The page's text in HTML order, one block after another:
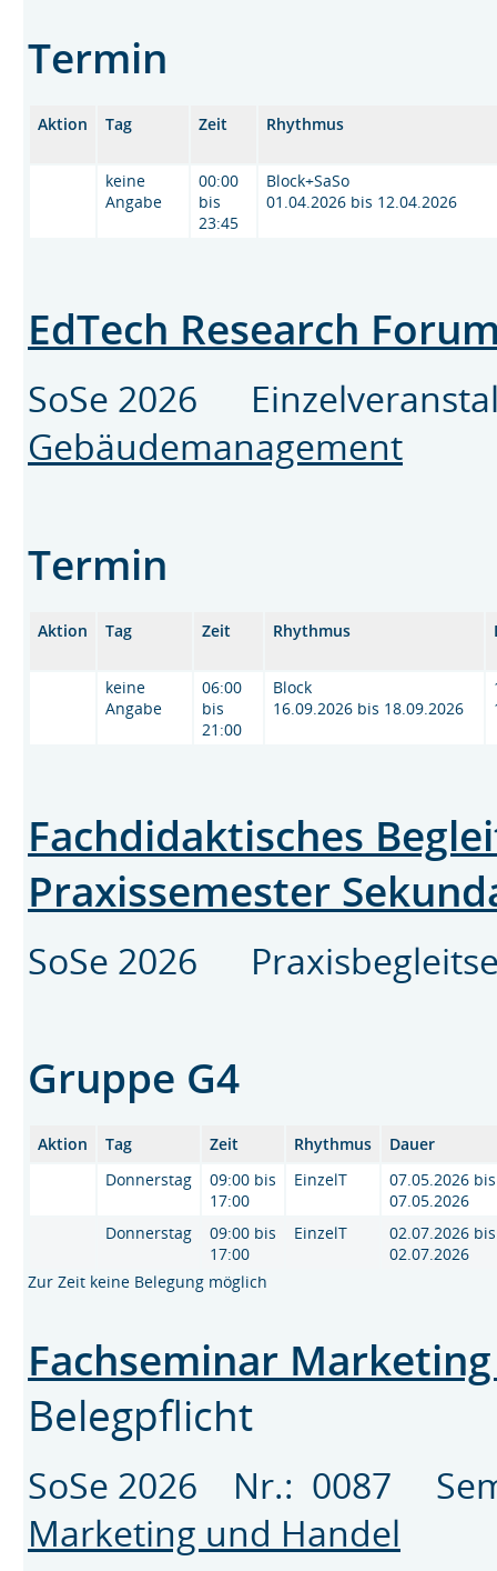
Termin
Aktion Tag Zeit Rhythmus
keine
Angabe
00:00
bis
23:45
Block+SaSo
01.04.2026 bis 12.04.2026
EdTech Research
SoSe 2026
Gebäudemanagement
Termin
Aktion Tag Zeit Rhythmus
keine
Angabe
06:00
bis
21:00
Block
16.09.2026 bis 18.09.2026
Fachdidaktisches
Praxissemester
SoSe 2026
Gruppe G4
Aktion Tag Zeit Rhythmus
Dauer
Donnerstag
09:00 bis
17:00
EinzelT
07.05.2026 bis
07.05.2026
Donnerstag
09:00 bis
17:00
EinzelT
02.07.2026 bis
02.07.2026
Zur Zeit keine Belegung möglich
Fachseminar
Belegpflicht
SoSe 2026 Nr.: 0087
Marketing und Handel